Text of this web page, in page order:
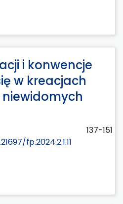
i konwencje
w kreacjach
137-151
fp.2024.2.1.11